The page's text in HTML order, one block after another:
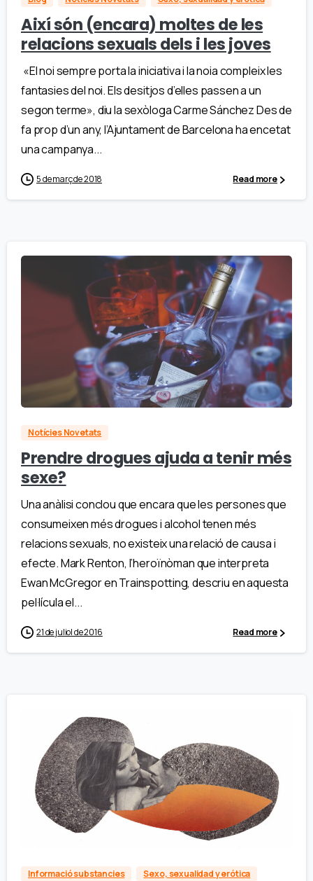
Així són (encara) moltes de les
relacions sexuals dels i les joves
«El noi sempre porta la iniciativa i la noia compleix les
fantasies del noi. Els desitjos d’elles passen a un
segon terme», diu la sexòloga Carme Sánchez Des de
fa prop d’un any, l’Ajuntament de Barcelona ha encetat
una campanya...
5 de març de 2018 Read more
Notícies Novetats
Prendre drogues ajuda a tenir més
sexe?
Una anàlisi conclou que encara que les persones que
consumeixen més drogues i alcohol tenen més
relacions sexuals, no existeix una relació de causa i
efecte. Mark Renton, l’heroïnòman que interpreta
Ewan McGregor en Trainspotting, descriu en aquesta
pel·lícula el...
21 de juliol de 2016 Read more
Informació substancies Sexo, sexualidad y erótica